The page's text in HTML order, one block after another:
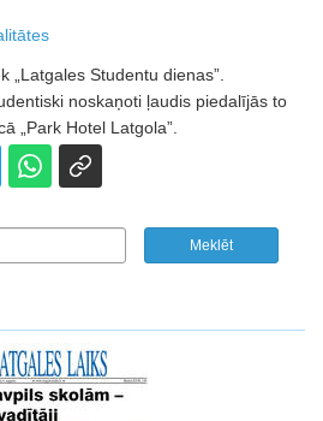
„Latgales Studentu dienas”.
noskaņoti ļaudis piedalījās to
„Park Hotel Latgola”.